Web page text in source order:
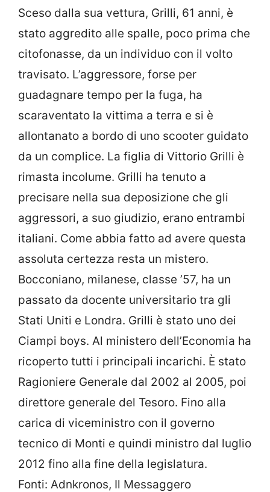
Sceso dalla sua vettura, Grilli, 61 anni, è
stato aggredito alle spalle, poco prima che
citofonasse, da un individuo con il volto
travisato. L’aggressore, forse per
guadagnare tempo per la fuga, ha
scaraventato la vittima a terra e si è
allontanato a bordo di uno scooter guidato
da un complice. La figlia di Vittorio Grilli è
rimasta incolume. Grilli ha tenuto a
precisare nella sua deposizione che gli
aggressori, a suo giudizio, erano entrambi
italiani. Come abbia fatto ad avere questa
assoluta certezza resta un mistero.
Bocconiano, milanese, classe ’57, ha un
passato da docente universitario tra gli
Stati Uniti e Londra. Grilli è stato uno dei
Ciampi boys. Al ministero dell’Economia ha
ricoperto tutti i principali incarichi. È stato
Ragioniere Generale dal 2002 al 2005, poi
direttore generale del Tesoro. Fino alla
carica di viceministro con il governo
tecnico di Monti e quindi ministro dal luglio
2012 fino alla fine della legislatura.
Fonti: Adnkronos, Il Messaggero